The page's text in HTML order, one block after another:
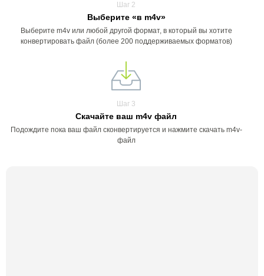
Шаг 2
Выберите «в m4v»
Выберите m4v или любой другой формат, в который вы хотите
конвертировать файл (более 200 поддерживаемых форматов)
Шаг 3
Скачайте ваш m4v файл
Подождите пока ваш файл сконвертируется и нажмите скачать m4v-
файл